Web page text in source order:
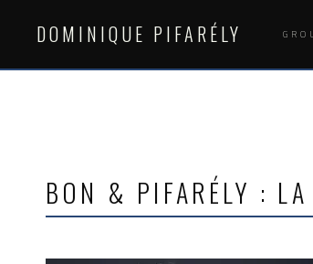
contentDOMINIQUE PIFARÉLY
BON & PIFARÉLY : LA